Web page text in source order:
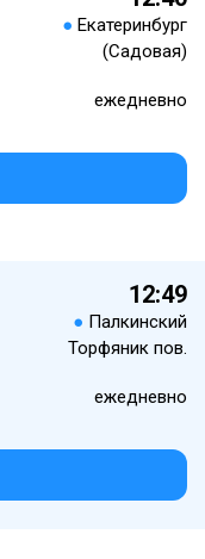
● Екатеринбург
(Садовая)
ежедневно
12:49
● Палкинский
Торфяник пов.
ежедневно